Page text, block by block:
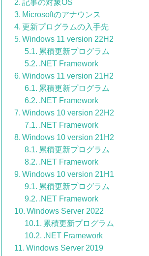
記事の対象OS
Microsoftのアナウンス
更新プログラムの入手先
Windows 11 version 22H2
累積更新プログラム
.NET Framework
Windows 11 version 21H2
累積更新プログラム
.NET Framework
Windows 10 version 22H2
.NET Framework
Windows 10 version 21H2
累積更新プログラム
.NET Framework
Windows 10 version 21H1
累積更新プログラム
.NET Framework
Windows Server 2022
累積更新プログラム
.NET Framework
Windows Server 2019